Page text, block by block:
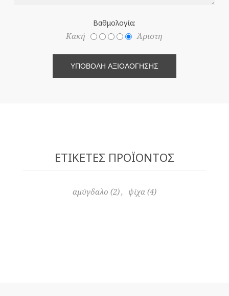
Βαθμολογία:
Κακή Άριστη
ΥΠΟΒΟΛΉ ΑΞΙΟΛΌΓΗΣΗΣ
ΕΤΙΚΈΤΕΣ ΠΡΟΪΌΝΤΟΣ
αμύγδαλο (2), ψίχα (4)